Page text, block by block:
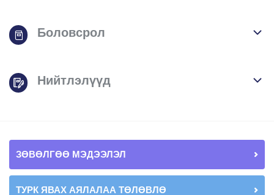
Боловсрол
Нийтлэлүүд
ЗӨВӨЛГӨӨ МЭДЭЭЛЭЛ
ТУРК ЯВАХ АЯЛАЛАА ТӨЛӨВЛӨ